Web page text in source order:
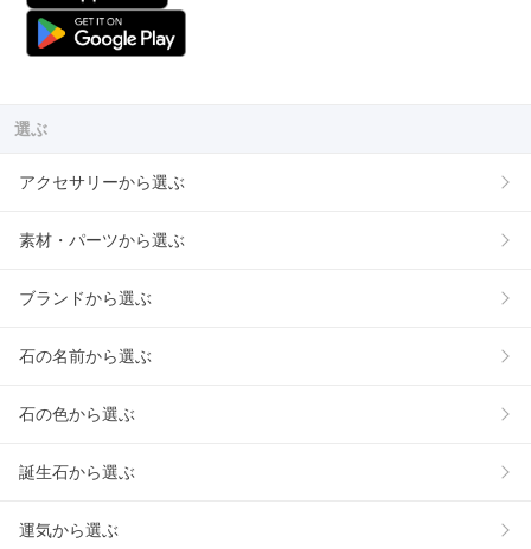
選ぶ
アクセサリーから選ぶ
素材・パーツから選ぶ
ブランドから選ぶ
石の名前から選ぶ
石の色から選ぶ
誕生石から選ぶ
運気から選ぶ